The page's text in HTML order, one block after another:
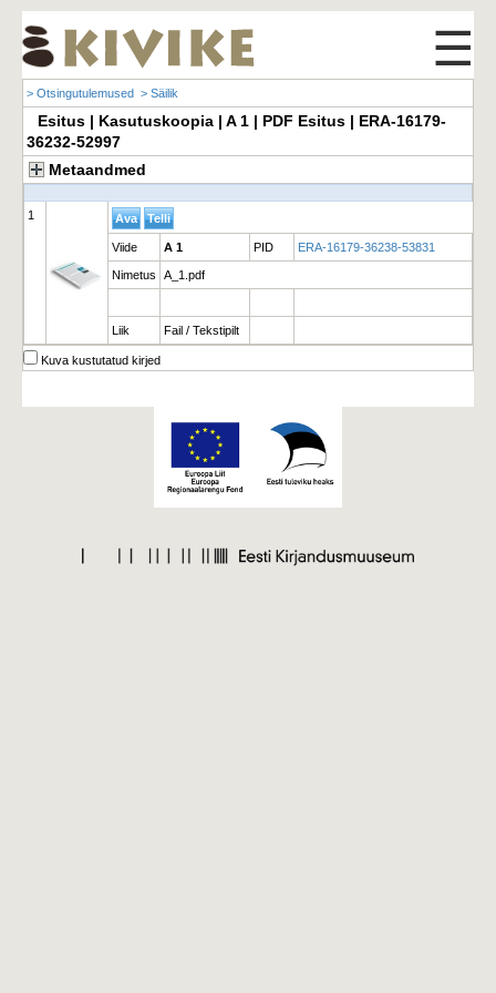
☰
> Otsingutulemused > Säilik
Esitus | Kasutuskoopia | A 1 | PDF Esitus | ERA-16179-
36232-52997
Metaandmed
1
Viide A 1 PID ERA-16179-36238-53831
Nimetus A_1.pdf
Liik Fail / Tekstipilt
Kuva kustutatud kirjed